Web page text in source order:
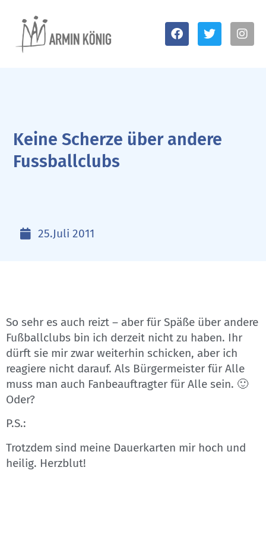
Keine Scherze über andere
Fussballclubs
25.Juli 2011
So sehr es auch reizt – aber für Späße über andere
Fußballclubs bin ich derzeit nicht zu haben. Ihr
dürft sie mir zwar weiterhin schicken, aber ich
reagiere nicht darauf. Als Bürgermeister für Alle
muss man auch Fanbeauftragter für Alle sein. 🙂
Oder?
P.S.:
Trotzdem sind meine Dauerkarten mir hoch und
heilig. Herzblut!